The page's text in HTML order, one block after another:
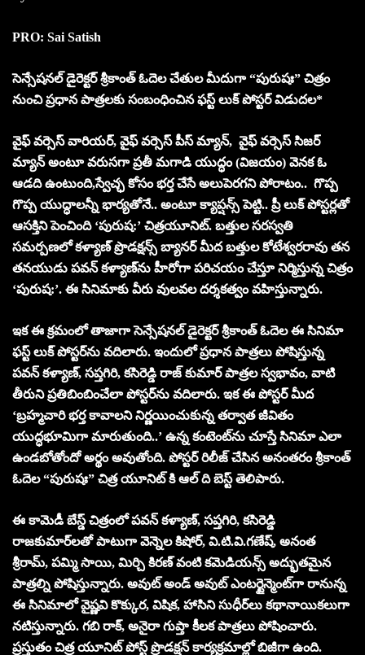
PRO: Sai Satish
సెన్సేషనల్ డైరెక్టర్ శ్రీకాంత్ ఓదెల చేతుల మీదుగా “పురుషః” చిత్రం
నుంచి ప్రధాన పాత్రలకు సంబంధించిన ఫస్ట్ లుక్ పోస్టర్ విడుదల*
వైఫ్ వర్సెస్ వారియర్, వైఫ్ వర్సెస్ పీస్ మ్యాన్, వైఫ్ వర్సెస్ సిజర్
మ్యాన్ అంటూ వరుసగా ప్రతీ మగాడి యుద్ధం (విజయం) వెనక ఓ
ఆడది ఉంటుంది,స్వేచ్ఛ కోసం భర్త చేసే అలుపెరగని పోరాటం.. గొప్ప
గొప్ప యుద్ధాలన్నీ భార్యతోనే.. అంటూ క్యాప్షన్స్ పెట్టి.. ప్రీ లుక్ పోస్టర్లతో
ఆసక్తిని పెంచింది ‘పురుష:’ చిత్రయూనిట్. బత్తుల సరస్వతి
సమర్పణలో కళ్యాణ్ ప్రొడక్షన్స్ బ్యానర్ మీద బత్తుల కోటేశ్వరరావు తన
తనయుడు పవన్ కళ్యాణ్‌ను హీరోగా పరిచయం చేస్తూ నిర్మిస్తున్న చిత్రం
‘పురుష:’. ఈ సినిమాకు వీరు వులవల దర్శకత్వం వహిస్తున్నారు.
ఇక ఈ క్రమంలో తాజాగా సెన్సేషనల్ డైరెక్టర్ శ్రీకాంత్ ఓదెల ఈ సినిమా
ఫస్ట్ లుక్ పోస్టర్‌ను వదిలారు. ఇందులో ప్రధాన పాత్రలు పోషిస్తున్న
పవన్ కళ్యాణ్, సప్తగిరి, కసిరెడ్డి రాజ్ కుమార్ పాత్రల స్వభావం, వాటి
తీరుని ప్రతిబింబించేలా పోస్టర్‌ను వదిలారు. ఇక ఈ పోస్టర్ మీద
‘బ్రహ్మచారి భర్త కావాలని నిర్ణయించుకున్న తర్వాత జీవితం
యుద్ధభూమిగా మారుతుంది..’ ఉన్న కంటెంట్‌ను చూస్తే సినిమా ఎలా
ఉండబోతోందో అర్థం అవుతోంది. పోస్టర్ రిలీజ్ చేసిన అనంతరం శ్రీకాంత్
ఓదెల “పురుషః” చిత్ర యూనిట్ కి ఆల్ ది బెస్ట్ తెలిపారు.
ఈ కామెడీ బేస్డ్ చిత్రంలో పవన్ కళ్యాణ్, సప్తగిరి, కసిరెడ్డి
రాజకుమార్‌లతో పాటుగా వెన్నెల కిషోర్, వి.టి.వి.గణేష్, అనంత
శ్రీరామ్, పమ్మి సాయి, మిర్చి కిరణ్ వంటి కమెడియన్స్ అద్భుతమైన
పాత్రల్ని పోషిస్తున్నారు. అవుట్ అండ్ అవుట్ ఎంటర్టైన్మెంట్‌గా రానున్న
ఈ సినిమాలో వైష్ణవి కొక్కుర, విషిక, హాసిని సుధీర్‌లు కథానాయికలుగా
నటిస్తున్నారు. గబి రాక్, అనైరా గుప్తా కీలక పాత్రలు పోషించారు.
ప్రస్తుతం చిత్ర యూనిట్ పోస్ట్ ప్రొడక్షన్ కార్యక్రమాల్లో బిజీగా ఉంది.